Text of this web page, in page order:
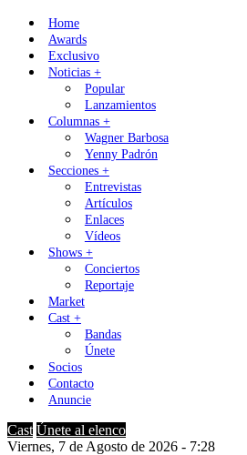
Skip
content
Home
Awards
Exclusivo
Noticias +
Popular
Lanzamientos
Columnas +
Wagner Barbosa
Yenny Padrón
Secciones +
Entrevistas
Artículos
Enlaces
Vídeos
Shows +
Conciertos
Reportaje
Market
Cast +
Bandas
Únete
Socios
Contacto
Anuncie
Cast Únete al elenco
Viernes, 7 de Agosto de 2026 - 7:28